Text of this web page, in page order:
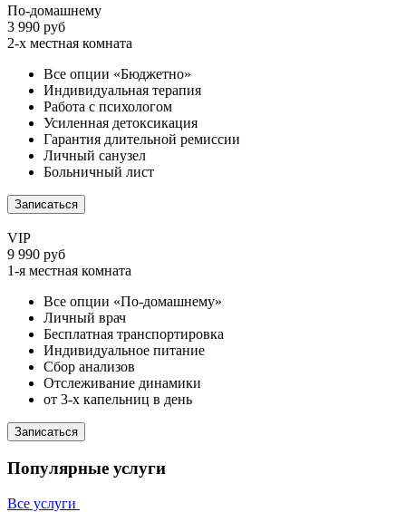
По-домашнему
3 990 руб
2-х местная комната
Все опции «Бюджетно»
Индивидуальная терапия
Работа с психологом
Усиленная детоксикация
Гарантия длительной ремиссии
Личный санузел
Больничный лист
Записаться
VIP
9 990 руб
1-я местная комната
Все опции «По-домашнему»
Личный врач
Бесплатная транспортировка
Индивидуальное питание
Сбор анализов
Отслеживание динамики
от 3-х капельниц в день
Записаться
Популярные услуги
Все услуги